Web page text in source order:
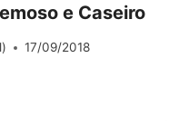
e Caseiro
17/09/2018